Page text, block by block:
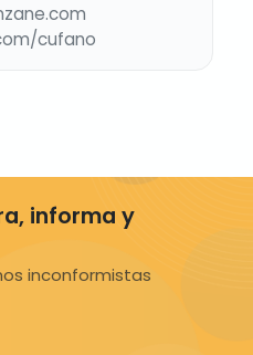
cufano
informa y
inconformistas